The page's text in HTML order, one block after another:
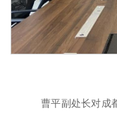
曹平副处长对成